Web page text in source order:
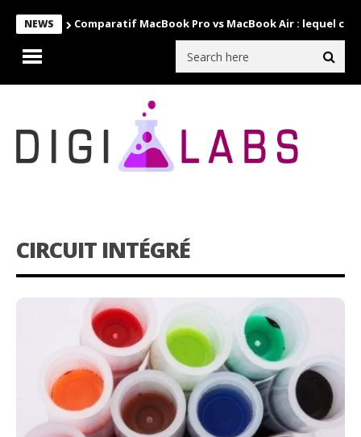
NEWS Comparatif MacBook Pro vs MacBook Air : lequel
CIRCUIT INTÉGRÉ